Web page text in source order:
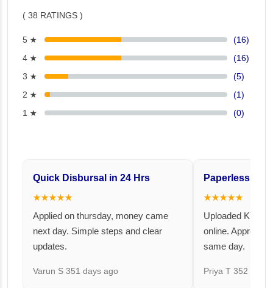
( 38 RATINGS )
5 ★
(16)
4 ★
(16)
3 ★
(5)
2 ★
(1)
1 ★
(0)
Quick Disbursal in 24 Hrs
★★★★★
Applied on thursday, money came
next day. Simple steps and clear
updates.
Varun S 351 days ago
Paperless and
★★★★★
Uploaded KYC
online. Approval
same day.
Priya T 352 days